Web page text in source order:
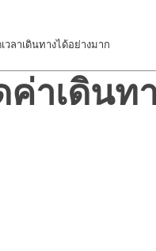
ลาเดินทางได้อย่างมาก
าเดินท